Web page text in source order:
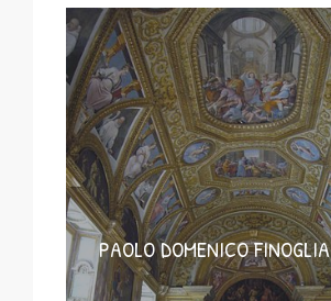
PAOLO DOMENICO FINOGLIA